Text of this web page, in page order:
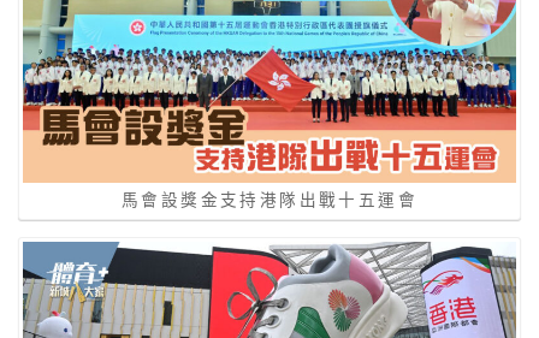
馬會設獎金支持港隊出戰十五運會